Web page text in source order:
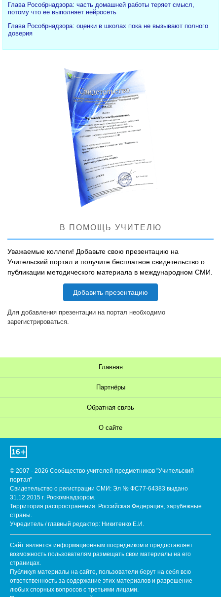
Глава Рособрнадзора: часть домашней работы теряет смысл,
потому что ее выполняет нейросеть
Глава Рособрнадзора: оценки в школах пока не вызывают полного
доверия
В ПОМОЩЬ УЧИТЕЛЮ
Уважаемые коллеги! Добавьте свою презентацию на
Учительский портал и получите бесплатное свидетельство о
публикации методического материала в международном СМИ.
Добавить презентацию
Для добавления презентации на портал необходимо
зарегистрироваться.
Главная
Партнёры
Обратная связь
О сайте
© 2007 - 2026 Сообщество учителей-предметников "Учительский
портал"
Свидетельство о регистрации СМИ: Эл № ФС77-64383 выдано
31.12.2015 г. Роскомнадзором.
Территория распространения: Российская Федерация, зарубежные
страны.
Учредитель / главный редактор: Никитенко Е.И.
Сайт является информационным посредником и предоставляет
возможность пользователям размещать свои материалы на его
страницах.
Публикуя материалы на сайте, пользователи берут на себя всю
ответственность за содержание этих материалов и разрешение
любых спорных вопросов с третьими лицами.